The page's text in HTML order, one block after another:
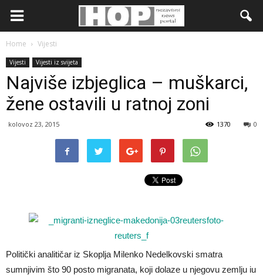
Home Vijesti
Vijesti Vijesti iz svijeta
Najviše izbjeglica – muškarci,
žene ostavili u ratnoj zoni
kolovoz 23, 2015 0
1370
Politički analitičar iz Skoplja Milenko Nedelkovski smatra
sumnjivim što 90 posto migranata, koji dolaze u njegovu zemlju iu